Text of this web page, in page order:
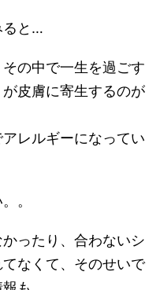
ると…
の中で一生を過ごす
皮膚に寄生するのが
レルギーになってい
。
ったり、合わないシ
なくて、そのせいで